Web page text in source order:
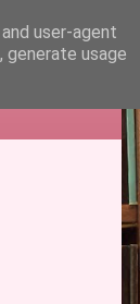
user-agent
usage